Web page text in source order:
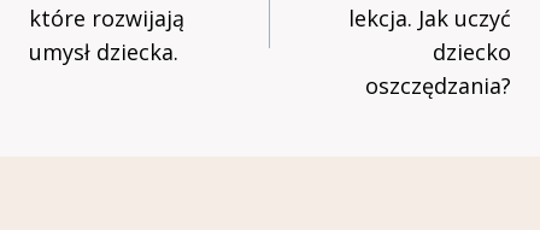
które rozwijają
umysł dziecka.
lekcja. Jak uczyć
dziecko
oszczędzania?